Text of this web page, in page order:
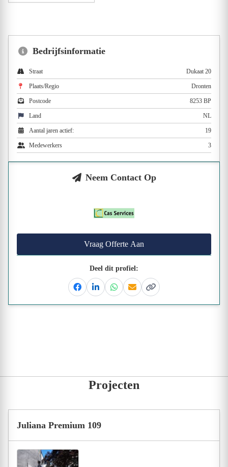
Bedrijfsinformatie
Straat Dukaat 20
Plaats/Regio Dronten
Postcode 8253 BP
Land NL
Aantal jaren actief: 19
Medewerkers 3
Neem Contact Op
Vraag Offerte Aan
Deel dit profiel:
FacebookLinkedinWhatsapp
EmailKopieer link
Projecten
Juliana Premium 109